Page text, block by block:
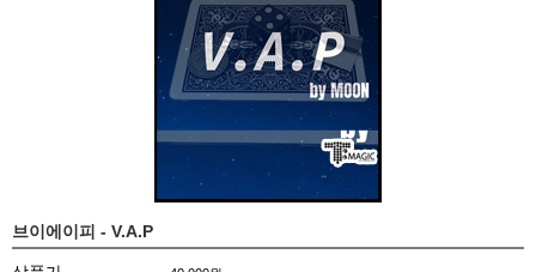
브이에이피 - V.A.P